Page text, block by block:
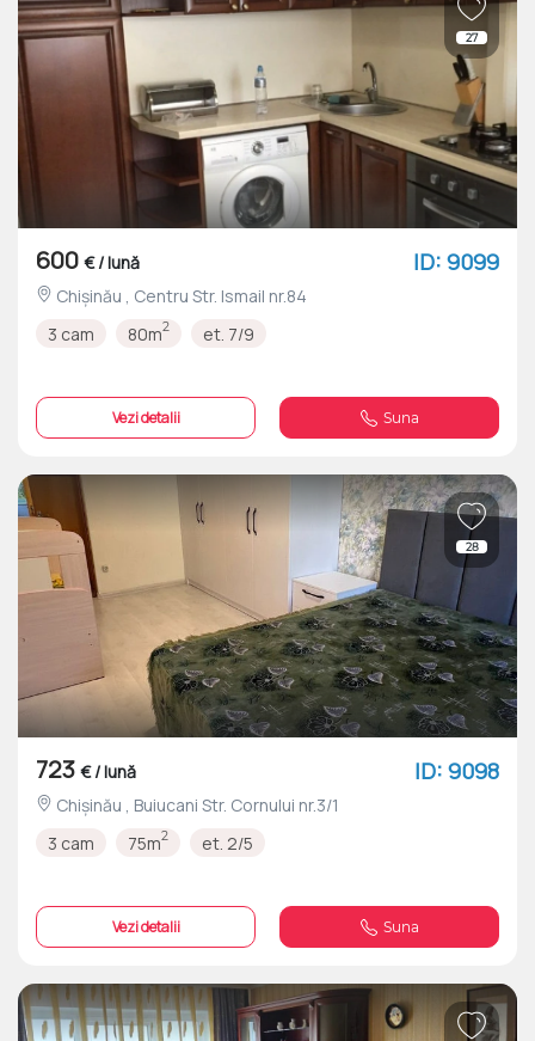
27
600 € / lună ID: 9099
Chișinău , Centru Str. Ismail nr.84
3 cam
80m2 et. 7/9
Vezi detalii Suna
28
723 € / lună ID: 9098
Chișinău , Buiucani Str. Cornului nr.3/1
3 cam
75m2 et. 2/5
Vezi detalii Suna